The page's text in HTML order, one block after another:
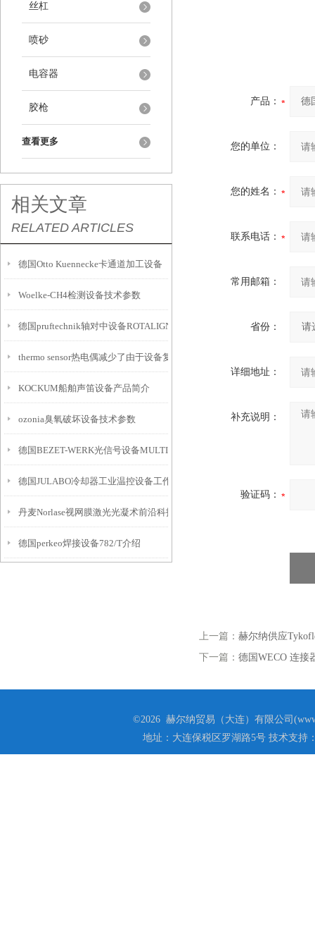
丝杠
喷砂
电容器
胶枪
查看更多
相关文章
RELATED ARTICLES
德国Otto Kuennecke卡通道加工设备
Woelke-CH4检测设备技术参数
德国pruftechnik轴对中设备ROTALIGN Touch
thermo sensor热电偶减少了由于设备复杂性导致的测量误差
KOCKUM船舶声笛设备产品简介
ozonia臭氧破坏设备技术参数
德国BEZET-WERK光信号设备MULTI介绍
德国JULABO冷却器工业温控设备工作原理
丹麦Norlase视网膜激光光凝术前沿科技设备
德国perkeo焊接设备782/T介绍
产品：
您的单位：
您的姓名：
联系电话：
常用邮箱：
省份：
详细地址：
补充说明：
验证码：
上一篇： 赫尔纳供应
下一篇： 德国WECO 连接
©2026 赫尔纳贸易（大连）有限公司
地址：大连保税区罗湖路5号 技术支持